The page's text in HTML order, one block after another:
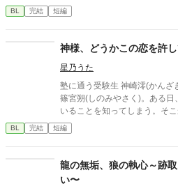
定。■『それは愛か本能か』と
し。
BL 完結 短編
神様、どうかこの恋を許し
星乃うた
塾に通う受験生 神崎澪(かんざ
篠宮朔(しのみやさく)。ある
いることを知ってしまう。そ
＿＿＿＿＿＿
BL 完結 短編
龍の無垢、狼の執心～跡
い〜